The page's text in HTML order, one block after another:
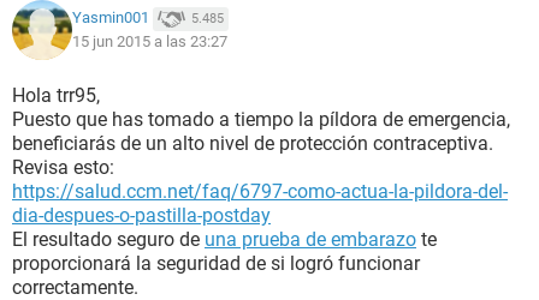
Yasmin001 5.485
15 jun 2015 a las 23:27
Hola trr95,
Puesto que has tomado a tiempo la píldora de emergencia,
beneficiarás de un alto nivel de protección contraceptiva.
Revisa esto:
https://salud.ccm.net/faq/6797-como-actua-la-pildora-del-
dia-despues-o-pastilla-postday
El resultado seguro de una prueba de embarazo te
proporcionará la seguridad de si logró funcionar
correctamente.